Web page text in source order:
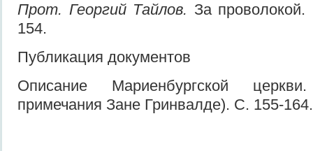
Прот. Георгий Тайлов. За проволокой.
154.
Публикация документов
Описание Мариенбургской
примечания Зане Гринвалде). С. 155-